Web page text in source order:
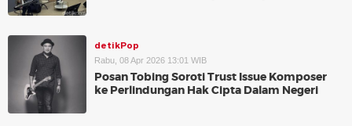
detikPop
Rabu, 08 Apr 2026 13:01 WIB
Posan Tobing Soroti Trust Issue Komposer
ke Perlindungan Hak Cipta Dalam Negeri